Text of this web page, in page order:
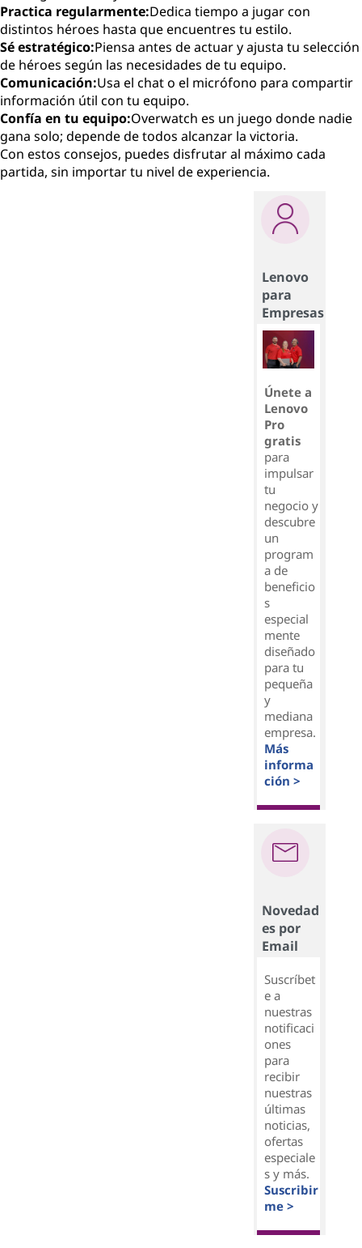
Practica regularmente:Dedica tiempo a jugar con
distintos héroes hasta que encuentres tu estilo.
Sé estratégico:Piensa antes de actuar y ajusta tu selección
de héroes según las necesidades de tu equipo.
Comunicación:Usa el chat o el micrófono para compartir
información útil con tu equipo.
Confía en tu equipo:Overwatch es un juego donde nadie
gana solo; depende de todos alcanzar la victoria.
Con estos consejos, puedes disfrutar al máximo cada
partida, sin importar tu nivel de experiencia.
Lenovo
para
Empresas
Únete a
Lenovo
Pro
gratis
para
impulsar
tu
negocio y
descubre
un
program
a de
beneficio
s
especial
mente
diseñado
para tu
pequeña
y
mediana
empresa.
Más
informa
ción >
Novedad
es por
Email
Suscríbet
e a
nuestras
notificaci
ones
para
recibir
nuestras
últimas
noticias,
ofertas
especiale
s y más.
Suscribir
me >